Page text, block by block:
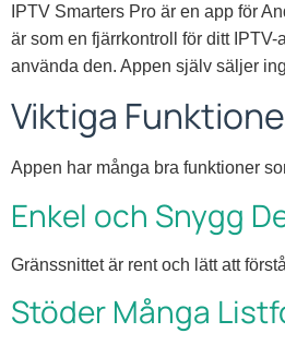
IPTV Smarters Pro är en app för
är som en fjärrkontroll för ditt
använda den. Appen själv säljer
Viktiga
Appen har många bra funktioner
Enkel och Snygg
Gränssnittet är rent och lätt att
Stöder Många